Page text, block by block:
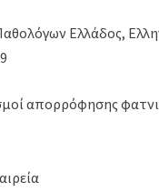
Ελλάδος,
απορρόφησης